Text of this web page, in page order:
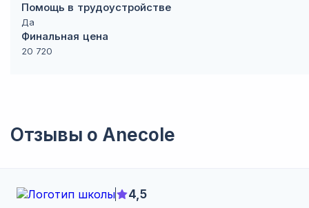
Помощь в трудоустройстве
Да
Финальная цена
20 720
Отзывы о Anecole
4,5